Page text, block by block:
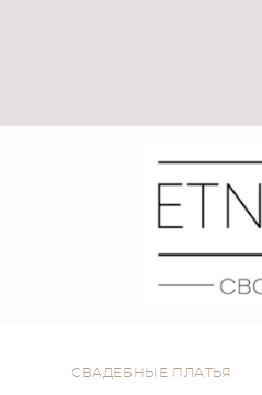
СВАДЕБНЫЕ ПЛАТЬЯ